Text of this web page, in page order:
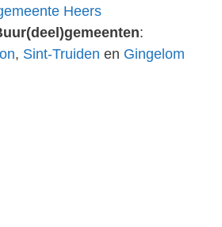
Heers
:
, Sint-Truiden en Gingelom